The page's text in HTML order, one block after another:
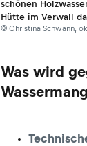
schönen
Hütte im Verwall
© Christina Schwann,
Was wird